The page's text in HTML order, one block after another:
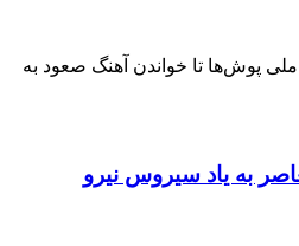
پوش‌ها تا خواندن آهنگ صعود به
به یاد سیروس نیرو